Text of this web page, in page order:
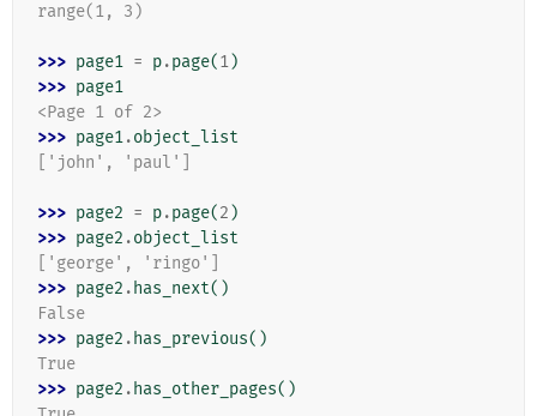
range(1, 3)
>>> page1 = p.page(1)
>>> page1
<Page 1 of 2>
>>> page1.object_list
['john', 'paul']
>>> page2 = p.page(2 )
>>> page2 .object_list
['george', 'ringo']
>>> page2 . has_next()
False
>>> page2 . has_previous()
True
>>> page2 . has_other_pages()